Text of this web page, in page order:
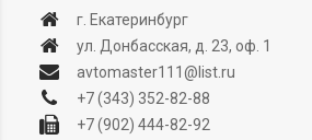
г. Екатеринбург
ул. Донбасская, д. 23, оф. 1
avtomaster111@list.ru
+7 (343) 352-82-88
+7 (902) 444-82-92